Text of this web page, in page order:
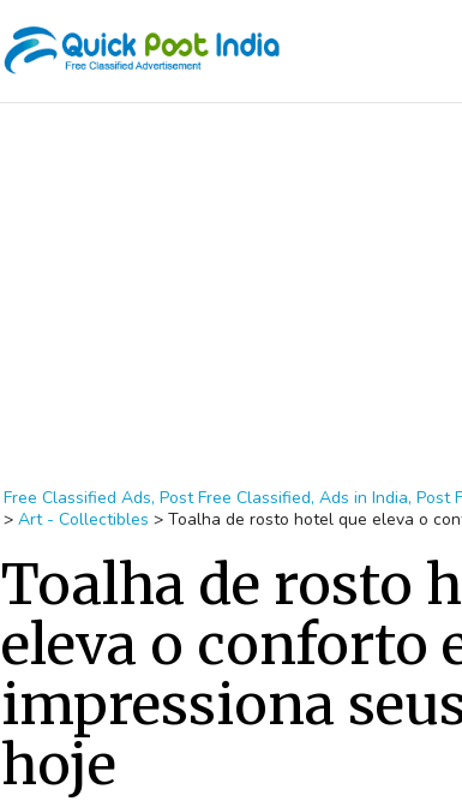
Free Classified Ads, Post Free Classified, Ads in India,
> Art - Collectibles > Toalha de rosto hotel que eleva o
Toalha de rosto
eleva o conforto
impressiona
hoje